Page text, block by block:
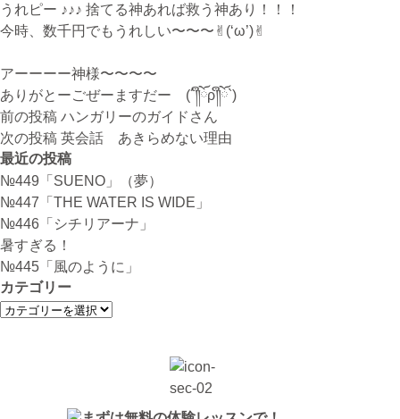
080-3853-1074
うれピー ♪♪♪ 捨てる神あれば救う神あり！！！
今時、数千円でもうれしい〜〜〜✌︎(‘ω’)✌︎
アーーーー神様〜〜〜〜
ありがとーごぜーますだー (´༎ຶོρ༎ຶོ`)
投
稿
ナ
ビ
ゲ
ー
シ
ョ
ン
前の投稿 ハンガリーのガイドさん
次の投稿 英会話 あきらめない理由
最近の投稿
№449「SUENO」（夢）
№447「THE WATER IS WIDE」
№446「シチリアーナ」
暑すぎる！
№445「風のように」
カテゴリー
カ